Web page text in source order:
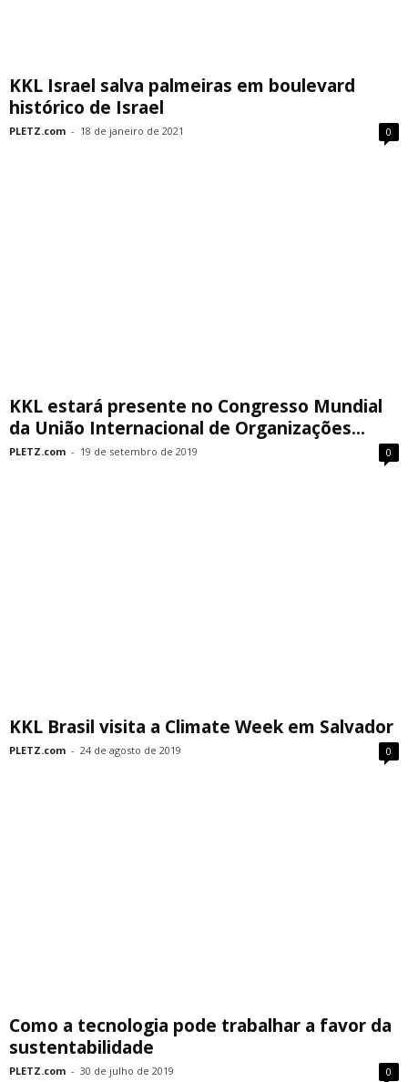
KKL Israel salva palmeiras em boulevard
histórico de Israel
PLETZ.com - 18 de janeiro de 2021 0
KKL estará presente no Congresso Mundial
da União Internacional de Organizações...
PLETZ.com - 19 de setembro de 2019 0
KKL Brasil visita a Climate Week em Salvador
PLETZ.com - 24 de agosto de 2019 0
Como a tecnologia pode trabalhar a favor da
sustentabilidade
PLETZ.com - 30 de julho de 2019 0